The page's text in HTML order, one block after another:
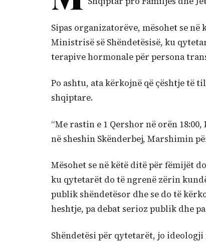
Sipas organizatorëve, mësohet se
Ministrisë së Shëndetësisë, ku
terapive hormonale për persona
Po ashtu, ata kërkojnë që çështje të
shqiptare.
“Me rastin e 1 Qershor në orën
në sheshin Skënderbej, Marshimin
Mësohet se në këtë ditë për fëmijët
ku qytetarët do të ngrenë zërin
publik shëndetësor dhe se do të
heshtje, pa debat serioz publik dhe
Shëndetësi për qytetarët, jo